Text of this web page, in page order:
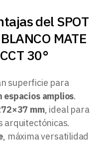
del SPOT
MATE
30°
superficie para
amplios.
mm, ideal para
arquitectónicas.
, máxima versatilidad